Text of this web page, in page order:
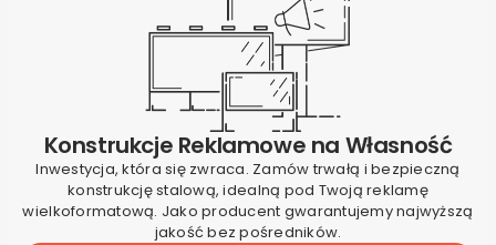
Konstrukcje Reklamowe na Własność
Inwestycja, która się zwraca. Zamów trwałą i bezpieczną
konstrukcję stalową, idealną pod Twoją reklamę
wielkoformatową. Jako producent gwarantujemy najwyższą
jakość bez pośredników.